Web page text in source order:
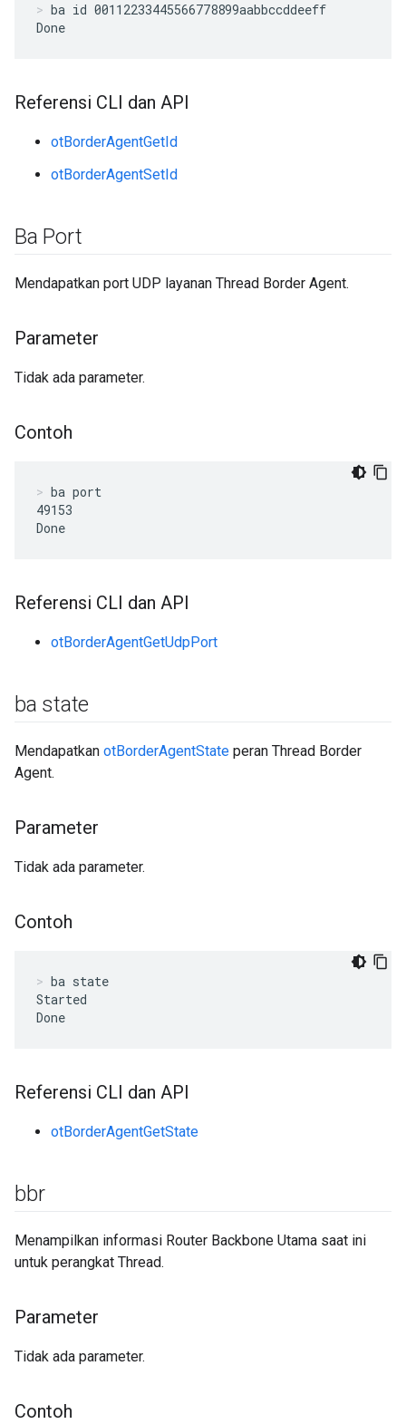
ba id 00112233445566778899aabbccddeeff
Done
Referensi CLI dan API
otBorderAgentGetId
otBorderAgentSetId
Ba Port
Mendapatkan port UDP layanan Thread Border Agent.
Parameter
Tidak ada parameter.
Contoh
ba port
49153
Done
Referensi CLI dan API
otBorderAgentGetUdpPort
ba state
Mendapatkan otBorderAgentState peran Thread Border
Agent.
Parameter
Tidak ada parameter.
Contoh
ba state
Started
Done
Referensi CLI dan API
otBorderAgentGetState
bbr
Menampilkan informasi Router Backbone Utama saat ini
untuk perangkat Thread.
Parameter
Tidak ada parameter.
Contoh